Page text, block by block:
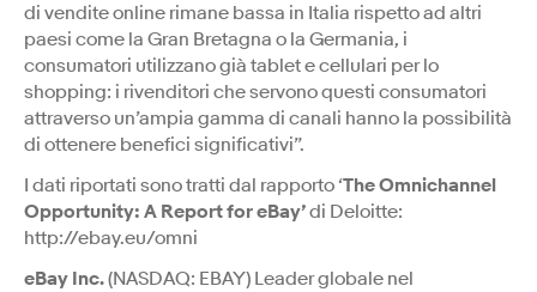
di vendite online rimane bassa in Italia rispetto ad altri
paesi come la Gran Bretagna o la Germania, i
consumatori utilizzano già tablet e cellulari per lo
shopping: i rivenditori che servono questi consumatori
attraverso un’ampia gamma di canali hanno la possibilità
di ottenere benefici significativi”.
I dati riportati sono tratti dal rapporto ‘The Omnichannel
Opportunity: A Report for eBay’di Deloitte:
http://ebay.eu/omni
eBay Inc.(NASDAQ: EBAY) Leader globale nel